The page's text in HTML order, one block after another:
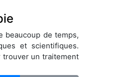
beaucoup de temps,
et scientifiques.
trouver un traitement